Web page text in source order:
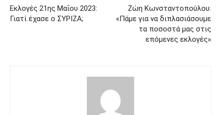
Εκλογές 21ης Μαΐου 2023:
Γιατί έχασε ο ΣΥΡΙΖΑ;
Ζώη Κωνσταντοπούλου:
«Πάμε για να διπλασιάσουμε
τα ποσοστά μας στις
επόμενες εκλογές»